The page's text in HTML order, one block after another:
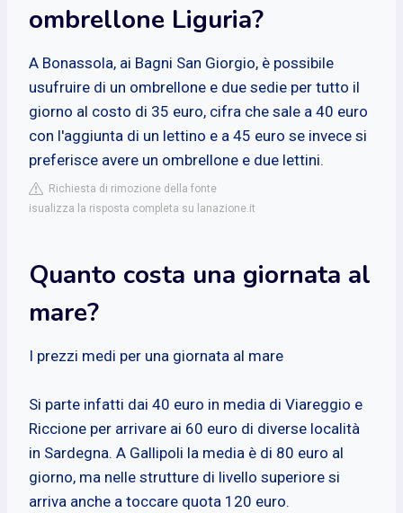
ombrellone Liguria?
A Bonassola, ai Bagni San Giorgio, è possibile
usufruire di un ombrellone e due sedie per tutto il
giorno al costo di 35 euro, cifra che sale a 40 euro
con l'aggiunta di un lettino e a 45 euro se invece si
preferisce avere un ombrellone e due lettini.
Richiesta di rimozione della fonte
isualizza la risposta completa su lanazione.it
Quanto costa una giornata al
mare?
I prezzi medi per una giornata al mare
Si parte infatti dai 40 euro in media di Viareggio e
Riccione per arrivare ai 60 euro di diverse località
in Sardegna. A Gallipoli la media è di 80 euro al
giorno, ma nelle strutture di livello superiore si
arriva anche a toccare quota 120 euro.